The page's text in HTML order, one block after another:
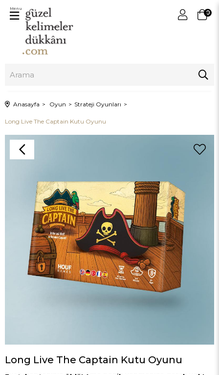
0
Menu
Anasayfa Oyun Strateji Oyunları
Long Live The Captain Kutu Oyunu
Long Live The Captain Kutu Oyunu